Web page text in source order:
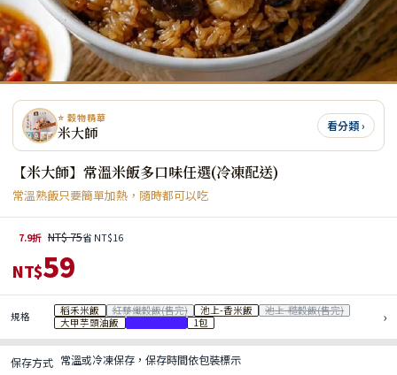
⭐ 穀物精華
米大師 看分類 ›
【米大師】常溫米飯多口味任選(冷凍配送)
常溫熟飯只要簡單加熱，隨時都可以吃
7.9折 NT$ 75省 NT$16
NT$59
規格 稻禾米飯 紅藜纖穀飯(售完) 池上-香米飯
池上-糙穀飯(售完)
大甲芋頭油飯
1包 ›
保存方式 常溫或冷凍保存，保存時間依包裝標示